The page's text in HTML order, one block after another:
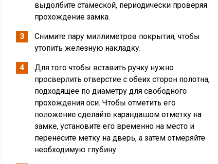
выдолбите стамеской, периодически проверяя
прохождение замка.
Снимите пару миллиметров покрытия, чтобы
утопить железную накладку.
Для того чтобы вставить ручку нужно
просверлить отверстие с обеих сторон полотна,
подходящее по диаметру для свободного
прохождения оси. Чтобы отметить его
положение сделайте карандашом отметку на
замке, установите его временно на место и
перенесите метку на дверь, а затем отмеряйте
необходимую глубину.